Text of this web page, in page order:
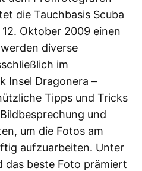
die Tauchbasis Scuba
Oktober 2009 einen
diverse
im
Insel Dragonera –
Tipps und Tricks
und
um die Fotos am
aufzuarbeiten. Unter
das beste Foto prämiert